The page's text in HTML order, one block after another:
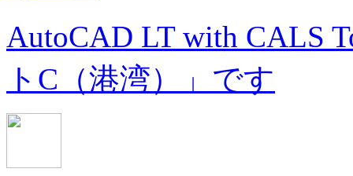
AutoCAD LT with CALS
トC（港湾）」です